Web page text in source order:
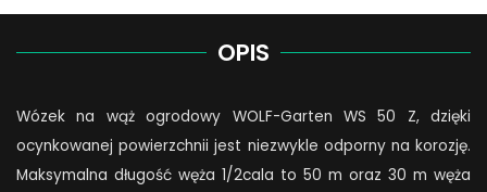
OPIS
Wózek na wąż ogrodowy WOLF-Garten WS 50 Z, dzięki
ocynkowanej powierzchnii jest niezwykle odporny na korozję.
Maksymalna długość węża 1/2cala to 50 m oraz 30 m węża